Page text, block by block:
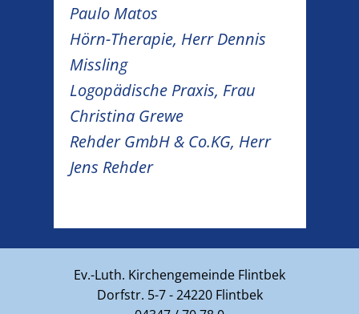
Paulo Matos
Hörn-Therapie, Herr Dennis
Missling
Logopädische Praxis, Frau
Christina Grewe
Rehder GmbH & Co.KG, Herr
Jens Rehder
Ev.-Luth. Kirchengemeinde Flintbek
Dorfstr. 5-7 - 24220 Flintbek